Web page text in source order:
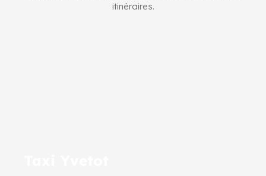
itinéraires.